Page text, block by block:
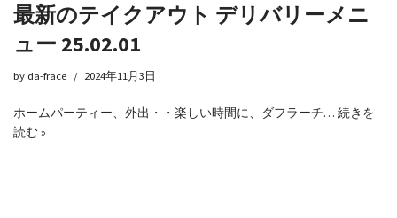
最新のテイクアウト デリバリーメニ
ュー 25.02.01
by da-frace 2024年11月3日
ホームパーティー、外出・・楽しい時間に、ダフラーチ… 続きを
読む »